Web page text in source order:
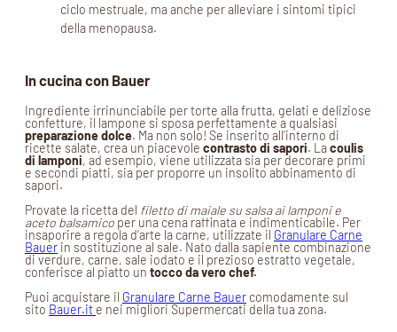
ciclo mestruale, ma anche per alleviare i sintomi tipici
della menopausa.
In cucina con Bauer
Ingrediente irrinunciabile per torte alla frutta, gelati e deliziose
confetture, il lampone si sposa perfettamente a qualsiasi
preparazione dolce. Ma non solo! Se inserito all’interno di
ricette salate, crea un piacevole contrasto di sapori. Lacoulis
di lamponi, ad esempio, viene utilizzata sia per decorare primi
e secondi piatti, sia per proporre un insolito abbinamento di
sapori.
Provate la ricetta del filetto di maiale su salsa ai lamponi e
aceto balsamico per una cena raffinata e indimenticabile. Per
insaporire a regola d’arte la carne, utilizzate il Granulare Carne
Bauer in sostituzione al sale. Nato dalla sapiente combinazione
di verdure, carne, sale iodato e il prezioso estratto vegetale,
conferisce al piatto un tocco da vero chef.
Puoi acquistare il Granulare Carne Bauer comodamente sul
sito Bauer.it e nei migliori Supermercati della tua zona.